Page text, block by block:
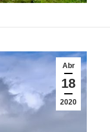
Abr
18
2020